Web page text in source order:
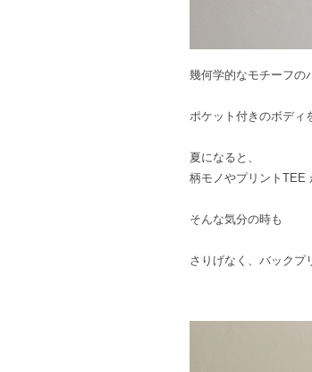
幾何学的なモチーフの
ポケット付きのボディ
夏になると、
柄モノやプリントTEE
そんな気分の時も
さりげなく、バックプ